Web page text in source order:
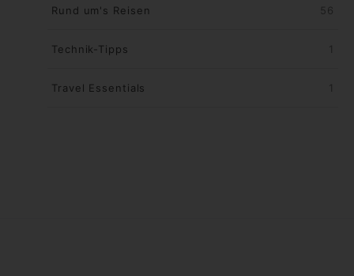
Rund um's Reisen 56
Technik-Tipps 1
Travel Essentials 1